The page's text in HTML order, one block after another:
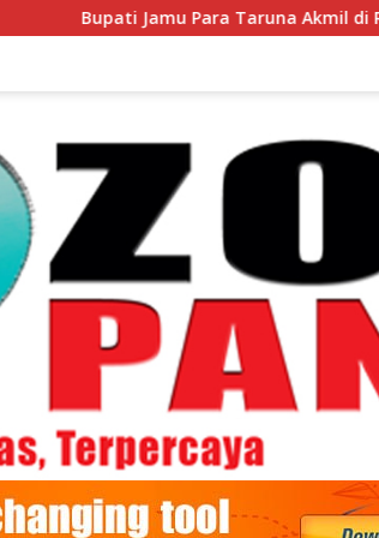
Jamu Para Taruna Akmil di Rujab